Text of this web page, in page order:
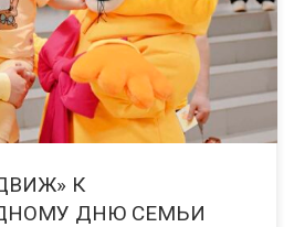
смогли побыть вместе, поддержать
[…]
К
ДНЮ СЕМЬИ